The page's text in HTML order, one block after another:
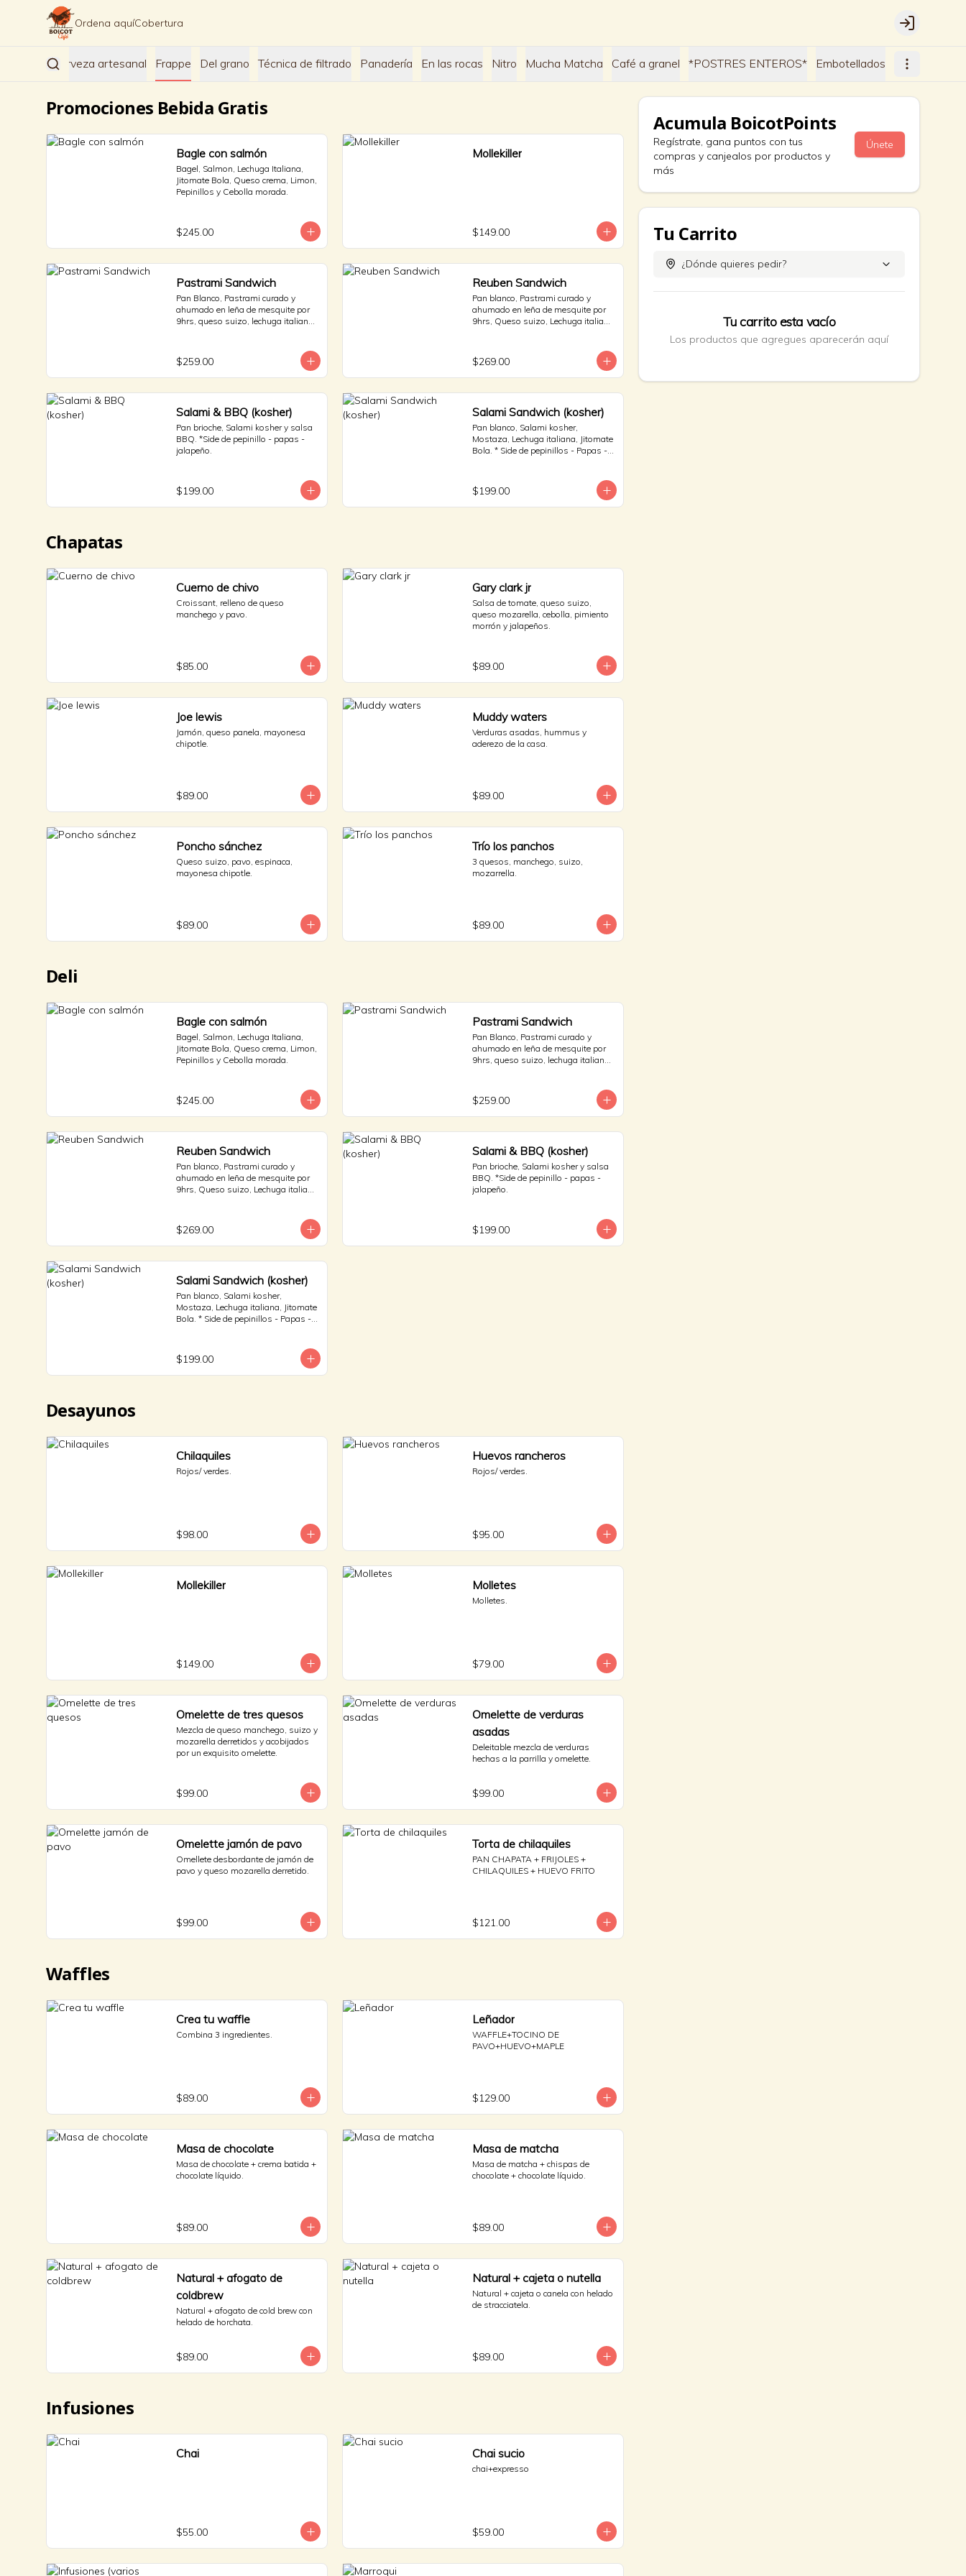
Ordena aquíCobertura Login
Cerveza artesanal Frappe Del grano Técnica de filtrado Panadería En las rocas Nitro Mucha Matcha Café a granel *POSTRES ENTEROS* Embotellados
Promociones Bebida Gratis
Bagle con salmón
Bagel, Salmon, Lechuga Italiana,
Jitomate Bola, Queso crema, Limon,
Pepinillos y Cebolla morada.
$245.00
Mollekiller
$149.00
Pastrami Sandwich
Pan Blanco, Pastrami curado y
ahumado en leña de mesquite por
9hrs, queso suizo, lechuga italiana
$259.00
Reuben Sandwich
Pan blanco, Pastrami curado y
ahumado en leña de mesquite por
9hrs, Queso suizo, Lechuga italiana
$269.00
Salami & BBQ (kosher)
Pan brioche, Salami kosher y salsa
BBQ. *Side de pepinillo - papas -
jalapeño.
$199.00
Salami Sandwich (kosher)
Pan blanco, Salami kosher,
Mostaza, Lechuga italiana, Jitomate
Bola. * Side de pepinillos - Papas -
$199.00
Chapatas
Cuerno de chivo
Croissant, relleno de queso
manchego y pavo.
$85.00
Gary clark jr
Salsa de tomate, queso suizo,
queso mozarella, cebolla, pimiento
morrón y jalapeños.
$89.00
Joe lewis
Jamón, queso panela, mayonesa
chipotle.
$89.00
Muddy waters
Verduras asadas, hummus y
aderezo de la casa.
$89.00
Poncho sánchez
Queso suizo, pavo, espinaca,
mayonesa chipotle.
$89.00
Trío los panchos
3 quesos, manchego, suizo,
mozarrella.
$89.00
Deli
Bagle con salmón
Bagel, Salmon, Lechuga Italiana,
Jitomate Bola, Queso crema, Limon,
Pepinillos y Cebolla morada.
$245.00
Pastrami Sandwich
Pan Blanco, Pastrami curado y
ahumado en leña de mesquite por
9hrs, queso suizo, lechuga italiana
$259.00
Reuben Sandwich
Pan blanco, Pastrami curado y
ahumado en leña de mesquite por
9hrs, Queso suizo, Lechuga italiana
$269.00
Salami & BBQ (kosher)
Pan brioche, Salami kosher y salsa
BBQ. *Side de pepinillo - papas -
jalapeño.
$199.00
Salami Sandwich (kosher)
Pan blanco, Salami kosher,
Mostaza, Lechuga italiana, Jitomate
Bola. * Side de pepinillos - Papas -
$199.00
Desayunos
Chilaquiles
Rojos/ verdes.
$98.00
Huevos rancheros
Rojos/ verdes.
$95.00
Mollekiller
$149.00
Molletes
Molletes.
$79.00
Omelette de tres quesos
Mezcla de queso manchego, suizo y
mozarella derretidos y acobijados
por un exquisito omelette.
$99.00
Omelette de verduras
asadas
Deleitable mezcla de verduras
hechas a la parrilla y omelette.
$99.00
Omelette jamón de pavo
Omellete desbordante de jamón de
pavo y queso mozarella derretido.
$99.00
Torta de chilaquiles
PAN CHAPATA + FRIJOLES +
CHILAQUILES + HUEVO FRITO
$121.00
Waffles
Crea tu waffle
Combina 3 ingredientes.
$89.00
Leñador
WAFFLE+TOCINO DE
PAVO+HUEVO+MAPLE
$129.00
Masa de chocolate
Masa de chocolate + crema batida +
chocolate líquido.
$89.00
Masa de matcha
Masa de matcha + chispas de
chocolate + chocolate líquido.
$89.00
Natural + afogato de
coldbrew
Natural + afogato de cold brew con
helado de horchata.
$89.00
Natural + cajeta o nutella
Natural + cajeta o canela con helado
de stracciatela.
$89.00
Infusiones
Chai
$55.00
Chai sucio
chai+expresso
$59.00
Acumula BoicotPoints
Regístrate, gana puntos con tus
compras y canjealos por productos y
más
Únete
Tu Carrito
¿Dónde quieres pedir?
Tu carrito esta vacío
Los productos que agregues aparecerán aquí